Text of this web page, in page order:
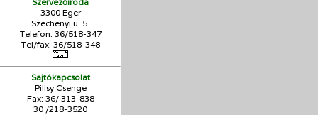
3300 Eger
Széchenyi u. 5.
Telefon: 36/518-347
Tel/fax: 36/518-348
Sajtókapcsolat
Pilisy Csenge
Fax: 36/ 313-838
30 /218-3520